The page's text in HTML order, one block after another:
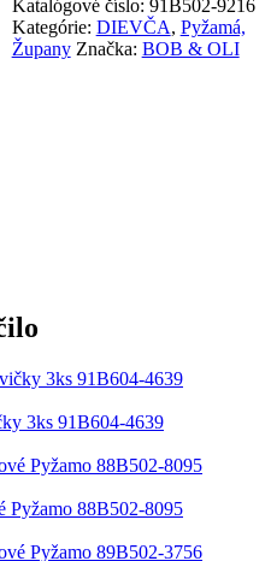
OLI
Dievčenské
Pyžamo
Katalógové číslo: 91B502-9216
Kategórie: DIEVČA, Pyžamá,
Župany Značka: BOB & OLI
3ks 91B604-4639
88B502-8095